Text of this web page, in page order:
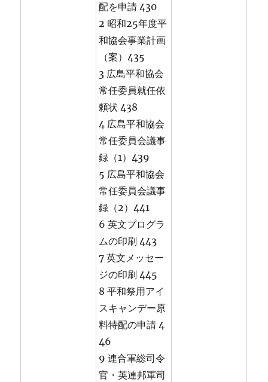
配を申請 430
2 昭和25年度平
和協会事業計画
（案）435
3 広島平和協会
常任委員就任依
頼状 438
4 広島平和協会
常任委員会議事
録（1）439
5 広島平和協会
常任委員会議事
録（2）441
6 英文プログラ
ムの印刷 443
7 英文メッセー
ジの印刷 445
8 平和祭用アイ
スキャンデー原
料特配の申請 4
46
9 連合軍総司令
官・英連邦軍司